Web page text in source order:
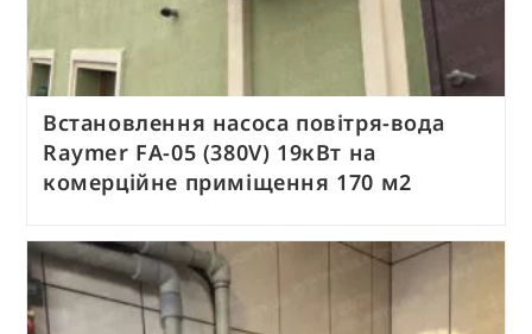
Встановлення насоса повітря-вода
Raymer FA-05 (380V) 19кВт на
комерційне приміщення 170 м2